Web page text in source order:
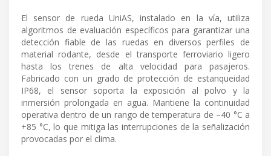
El sensor de rueda UniAS, instalado en la vía, utiliza
algoritmos de evaluación específicos para garantizar una
detección fiable de las ruedas en diversos perfiles de
material rodante, desde el transporte ferroviario ligero
hasta los trenes de alta velocidad para pasajeros.
Fabricado con un grado de protección de estanqueidad
IP68, el sensor soporta la exposición al polvo y la
inmersión prolongada en agua. Mantiene la continuidad
operativa dentro de un rango de temperatura de –40 °C a
+85 °C, lo que mitiga las interrupciones de la señalización
provocadas por el clima.